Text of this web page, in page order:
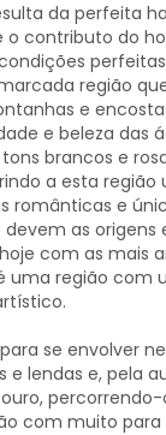
da perfeita
o contributo do
região
e
e beleza das
brancos e
a esta região
românticas e
as origens
com as mais
uma região com
se envolver
e lendas e, pela
com muito para